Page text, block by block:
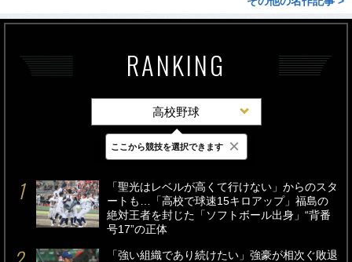
RANKING
高校野球
最新 24時間 週間
「聖光はレベルが高くて行けない」からのスタ
ートも…「高校で球速15キロアップ」福島の
絶対王者を封じた「ソフトボール出身」“背番
号17”の正体
「強い組織であり続けたい」強豪が相次ぐ敗退
ここから競技を選択できます ×